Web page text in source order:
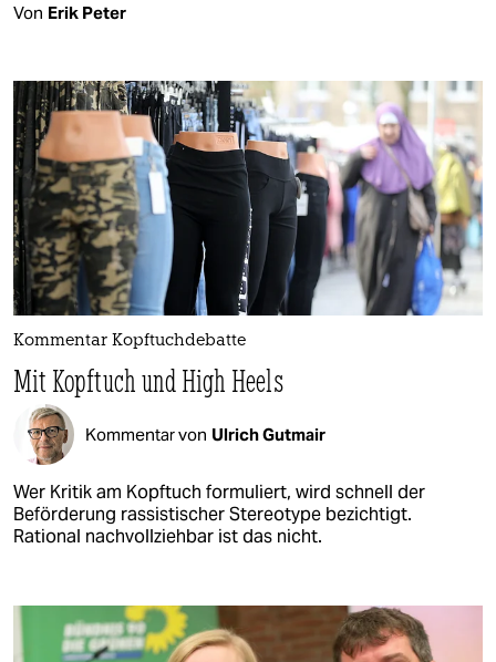
Von Erik Peter
Kommentar Kopftuchdebatte
Mit Kopftuch und High Heels
Kommentar von Ulrich Gutmair
Wer Kritik am Kopftuch formuliert, wird schnell der
Beförderung rassistischer Stereotype bezichtigt.
Rational nachvollziehbar ist das nicht.